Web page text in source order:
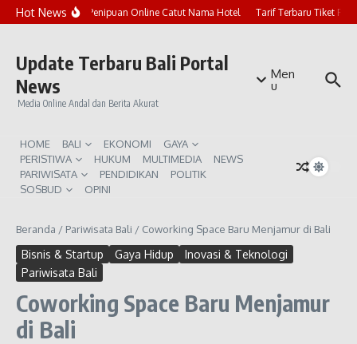
Lewati ke konten
Hot NewsMarak Penipuan Online Catut Nama Hotel Tarif Terbaru Tiket
Update Terbaru Bali Portal
News
Media Online Andal dan Berita Akurat
Men
u
HOME BALI EKONOMI
GAYA
PERISTIWA
HUKUM MULTIMEDIA
NEWS
PARIWISATA
PENDIDIKAN
POLITIK
SOSBUD
OPINI
Beranda / Pariwisata Bali / Coworking Space Baru Menjamur di Bali
Bisnis & Startup Gaya Hidup
Inovasi & Teknologi
Pariwisata Bali
Coworking Space Baru Menjamur
di Bali